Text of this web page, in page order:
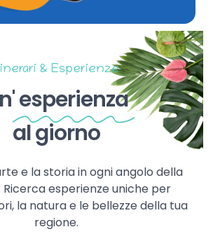
& Esperienze
esperienza
al giorno
e la storia in ogni angolo della
Ricerca esperienze uniche per
la natura e le bellezze della tua
regione.